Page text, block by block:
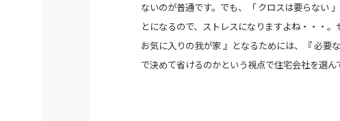
ないのが普通です。でも、「 クロスは要らない
とになるので、ストレスになりますよね・・・
お気に入りの我が家 』となるためには、『 必要
で決めて省けるのかという視点で住宅会社を選ん